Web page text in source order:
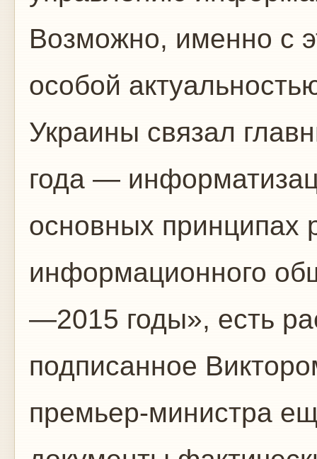
Возможно, именно с
особой
Украины связал
года —
основных принципах
информационного
—2015 годы», есть
подписанное
премьер-министра